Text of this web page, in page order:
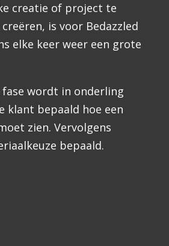
creatie of project te
is voor Bedazzled
elke keer weer een grote
wordt in onderling
klant bepaald hoe een
zien. Vervolgens
bepaald.